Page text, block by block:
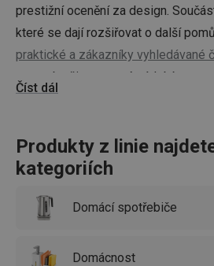
prestižní ocenění za design.
které se dají rozšiřovat o další
praktické a zákazníky vyhledávané
na trouby či nerezové nádobí.
Číst dál
Produkty z linie
kategoriích
Domácí spotřebiče
Domácnost